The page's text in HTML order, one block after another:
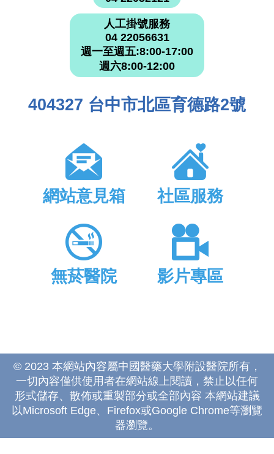
人工掛號服務
04 22056631
週一至週五:8:00-17:00
週六8:00-12:00
404327 台中市北區育德路2號
網站意見箱 社區服務
無菸醫院 影片專區
© 2023 本網站內容屬中國醫藥大學附設醫院所有，
一切內容僅供使用者在網站線上閱讀，禁止以任何
形式儲存、散佈或重製部分或全部內容 本網站建議
以Microsoft Edge、Firefox或Google Chrome等瀏覽
器瀏覽。